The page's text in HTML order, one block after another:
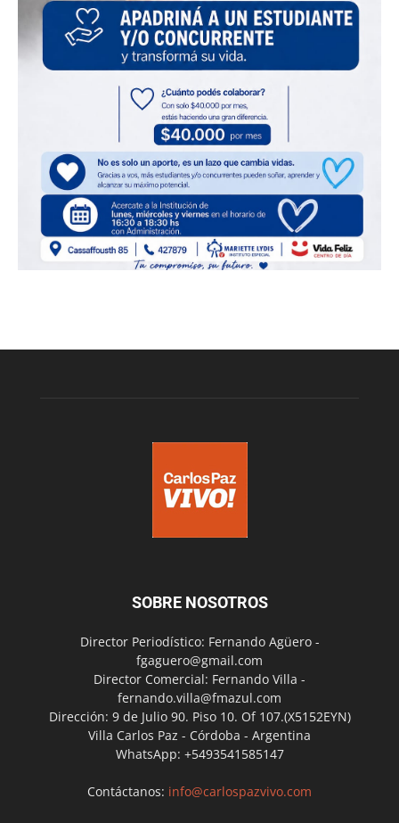
SOBRE NOSOTROS
Director Periodístico: Fernando Agüero -
fgaguero@gmail.com
Director Comercial: Fernando Villa -
fernando.villa@fmazul.com
Dirección: 9 de Julio 90. Piso 10. Of 107.(X5152EYN)
Villa Carlos Paz - Córdoba - Argentina
WhatsApp: +5493541585147
Contáctanos: info@carlospazvivo.com